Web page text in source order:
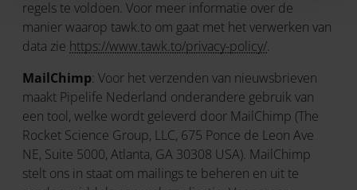
regels te voldoen. Voor meer informatie over de
manier waarop tawk.to om gaat met het verwerken van
data zie https://www.tawk.to/privacy-policy/.
MailChimp: Voor het verzenden van nieuwsbrieven
maakt Pipelife Nederland onderandere gebruik van
een tool, welke wordt geleverd door MailChimp (The
Rocket Science Group, LLC, 675 Ponce de Leon Ave
NE, Suite 5000, Atlanta, GA 30308 USA). MailChimp
stelt ons in staat om mailings te beheren en uit te